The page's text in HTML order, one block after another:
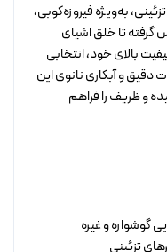
به‌ویژه فیروزه‌کوبی،
تا خلق اشیای
بالای خود، انتخابی
دقیق و آبکاری نانوی این
و ظریف را فراهم
گوشواره و غیره
تزئینی